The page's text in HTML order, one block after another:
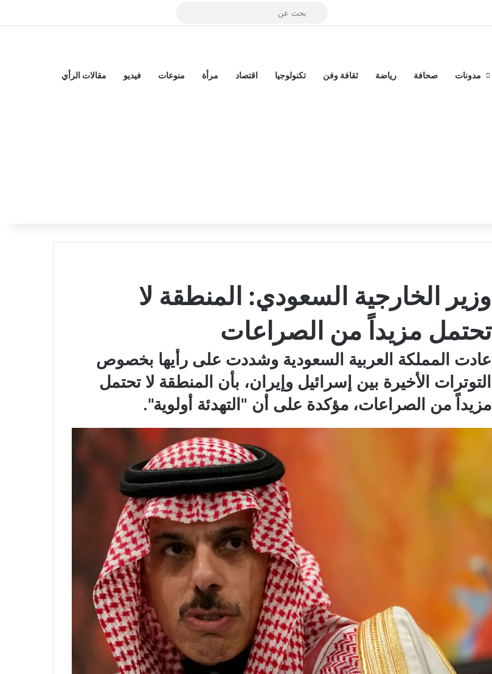
تسجيل الدخول
إضافة عمود جانبي
بحث
مدونات صحافة رياضة ثقافة وفن تكنولوجيا اقتصاد مرأة منوعات فيديو مقالات الرأي
وزير الخارجية السعودي: المنطقة لا
تحتمل مزيداً من الصراعات
عادت المملكة العربية السعودية وشددت على رأيها بخصوص
التوترات الأخيرة بين إسرائيل وإيران، بأن المنطقة لا تحتمل
مزيداً من الصراعات، مؤكدة على أن "التهدئة أولوية".